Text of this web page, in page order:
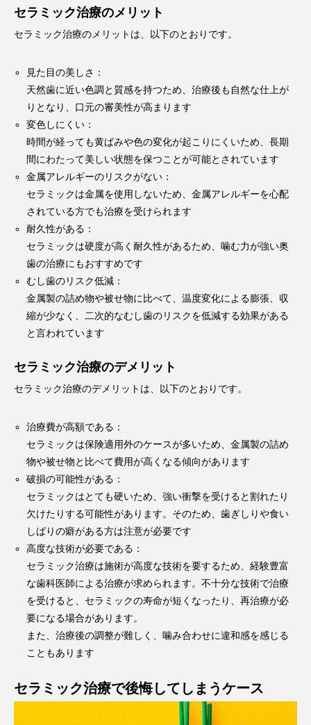
セラミック治療のメリット
セラミック治療のメリットは、以下のとおりです。
見た目の美しさ：
天然歯に近い色調と質感を持つため、治療後も自然な仕上が
りとなり、口元の審美性が高まります
変色しにくい：
時間が経っても黄ばみや色の変化が起こりにくいため、長期
間にわたって美しい状態を保つことが可能とされています
金属アレルギーのリスクがない：
セラミックは金属を使用しないため、金属アレルギーを心配
されている方でも治療を受けられます
耐久性がある：
セラミックは硬度が高く耐久性があるため、噛む力が強い奥
歯の治療にもおすすめです
むし歯のリスク低減：
金属製の詰め物や被せ物に比べて、温度変化による膨張、収
縮が少なく、二次的なむし歯のリスクを低減する効果がある
と言われています
セラミック治療のデメリット
セラミック治療のデメリットは、以下のとおりです。
治療費が高額である：
セラミックは保険適用外のケースが多いため、金属製の詰め
物や被せ物と比べて費用が高くなる傾向があります
破損の可能性がある：
セラミックはとても硬いため、強い衝撃を受けると割れたり
欠けたりする可能性があります。そのため、歯ぎしりや食い
しばりの癖がある方は注意が必要です
高度な技術が必要である：
セラミック治療は施術が高度な技術を要するため、経験豊富
な歯科医師による治療が求められます。不十分な技術で治療
を受けると、セラミックの寿命が短くなったり、再治療が必
要になる場合があります。
また、治療後の調整が難しく、噛み合わせに違和感を感じる
こともあります
セラミック治療で後悔してしまうケース